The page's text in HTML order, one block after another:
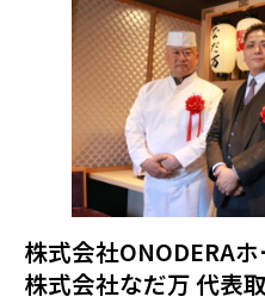
株式会社ONODERA
株式会社なだ万 代表